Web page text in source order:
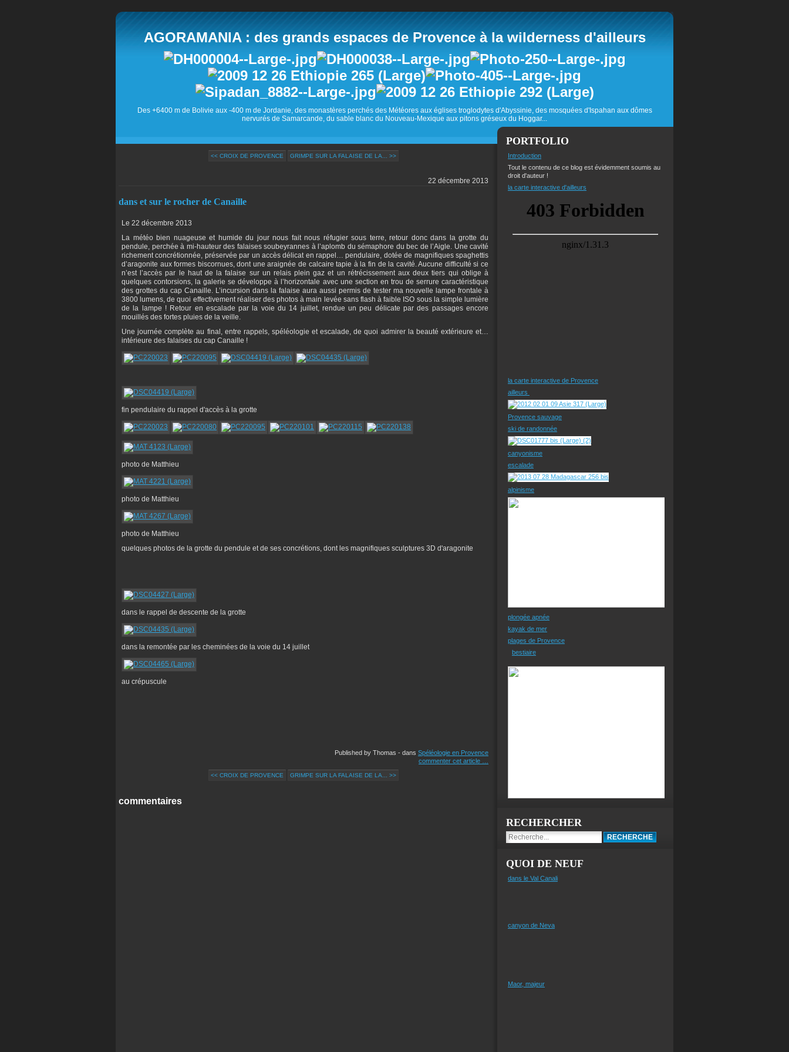
AGORAMANIA : des grands espaces de Provence à la wilderness d'ailleurs
Des +6400 m de Bolivie aux -400 m de Jordanie, des monastères perchés des Météores aux églises troglodytes d'Abyssinie, des mosquées d'Ispahan aux dômes
nervurés de Samarcande, du sable blanc du Nouveau-Mexique aux pitons gréseux du Hoggar...
<< CROIX DE PROVENCE GRIMPE SUR LA FALAISE DE LA... >>
22 décembre 2013
dans et sur le rocher de Canaille
Le 22 décembre 2013
La météo bien nuageuse et humide du jour nous fait nous réfugier sous terre, retour donc dans la grotte du
pendule, perchée à mi-hauteur des falaises soubeyrannes à l’aplomb du sémaphore du bec de l’Aigle. Une cavité
richement concrétionnée, préservée par un accès délicat en rappel… pendulaire, dotée de magnifiques spaghettis
d’aragonite aux formes biscornues, dont une araignée de calcaire tapie à la fin de la cavité. Aucune difficulté si ce
n’est l’accès par le haut de la falaise sur un relais plein gaz et un rétrécissement aux deux tiers qui oblige à
quelques contorsions, la galerie se développe à l’horizontale avec une section en trou de serrure caractéristique
des grottes du cap Canaille. L’incursion dans la falaise aura aussi permis de tester ma nouvelle lampe frontale à
3800 lumens, de quoi effectivement réaliser des photos à main levée sans flash à faible ISO sous la simple lumière
de la lampe ! Retour en escalade par la voie du 14 juillet, rendue un peu délicate par des passages encore
mouillés des fortes pluies de la veille.
Une journée complète au final, entre rappels, spéléologie et escalade, de quoi admirer la beauté extérieure et…
intérieure des falaises du cap Canaille !
fin pendulaire du rappel d'accès à la grotte
photo de Matthieu
photo de Matthieu
photo de Matthieu
quelques photos de la grotte du pendule et de ses concrétions, dont les magnifiques sculptures 3D d'aragonite
dans le rappel de descente de la grotte
dans la remontée par les cheminées de la voie du 14 juillet
au crépuscule
Published by Thomas - dans Spéléologie en Provence
commenter cet article
<< CROIX DE PROVENCE GRIMPE SUR LA FALAISE DE LA... >>
commentaires
PORTFOLIO
Introduction
Tout le contenu de ce blog est évidemment soumis au
droit d'auteur !
la carte interactive d'ailleurs
la carte interactive de Provence
ailleurs
Provence sauvage
ski de randonnée
canyonisme
escalade
alpinisme
plongée apnée
kayak de mer
plages de Provence
bestiaire
RECHERCHER
QUOI DE NEUF
dans le Val Canali
canyon de Neva
Maor, majeur